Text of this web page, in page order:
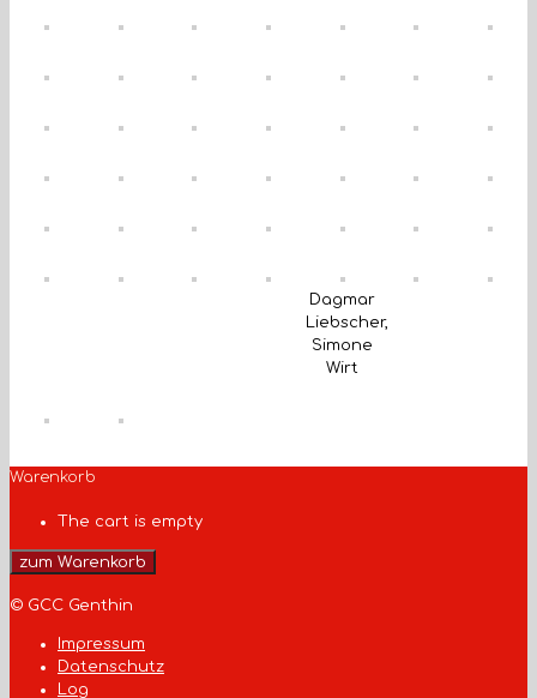
Dagmar
Liebscher,
Simone
Wirt
Warenkorb
The cart is empty
zum Warenkorb
© GCC Genthin
Impressum
Datenschutz
Log